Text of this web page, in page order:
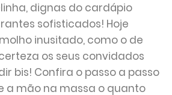
dignas do cardápio
sofisticados! Hoje
inusitado, como o de
os seus convidados
bis! Confira o passo a passo
a mão na massa o quanto